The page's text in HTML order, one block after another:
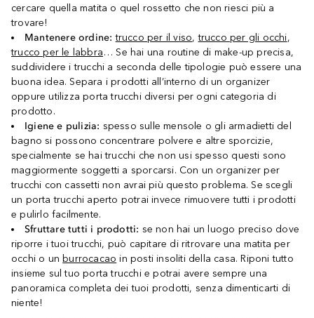
cercare quella matita o quel rossetto che non riesci più a
trovare!
Mantenere ordine: trucco per il viso,trucco per gli occhi,
trucco per le labbra… Se hai una routine di make-up precisa,
suddividere i trucchi a seconda delle tipologie può essere una
buona idea. Separa i prodotti all’interno di un organizer
oppure utilizza porta trucchi diversi per ogni categoria di
prodotto.
Igiene e pulizia: spesso sulle mensole o gli armadietti del
bagno si possono concentrare polvere e altre sporcizie,
specialmente se hai trucchi che non usi spesso questi sono
maggiormente soggetti a sporcarsi. Con un organizer per
trucchi con cassetti non avrai più questo problema. Se scegli
un porta trucchi aperto potrai invece rimuovere tutti i prodotti
e pulirlo facilmente.
Sfruttare tutti i prodotti: se non hai un luogo preciso dove
riporre i tuoi trucchi, può capitare di ritrovare una matita per
occhi o un burrocacao in posti insoliti della casa. Riponi tutto
insieme sul tuo porta trucchi e potrai avere sempre una
panoramica completa dei tuoi prodotti, senza dimenticarti di
niente!